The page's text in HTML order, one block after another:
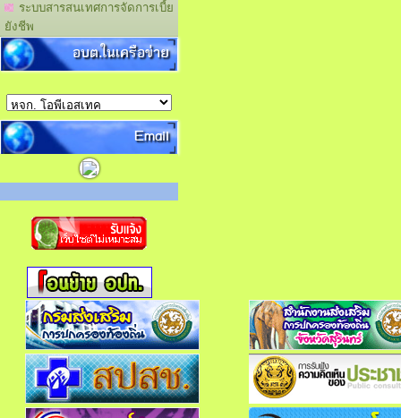
ระบบสารสนเทศการจัดการเบี้ย
ยังชีพ
อบต.ในเครือข่าย
Email